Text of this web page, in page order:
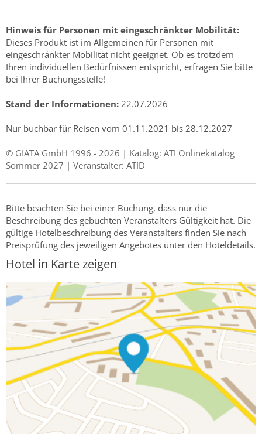
Hinweis für Personen mit eingeschränkter Mobilität:
Dieses Produkt ist im Allgemeinen für Personen mit
eingeschränkter Mobilität nicht geeignet. Ob es trotzdem
Ihren individuellen Bedürfnissen entspricht, erfragen Sie bitte
bei Ihrer Buchungsstelle!
Stand der Informationen: 22.07.2026
Nur buchbar für Reisen vom 01.11.2021 bis 28.12.2027
© GIATA GmbH 1996 - 2026 | Katalog: ATI Onlinekatalog
Sommer 2027 | Veranstalter: ATID
Bitte beachten Sie bei einer Buchung, dass nur die
Beschreibung des gebuchten Veranstalters Gültigkeit hat. Die
gültige Hotelbeschreibung des Veranstalters finden Sie nach
Preisprüfung des jeweiligen Angebotes unter den Hoteldetails.
Hotel in Karte zeigen